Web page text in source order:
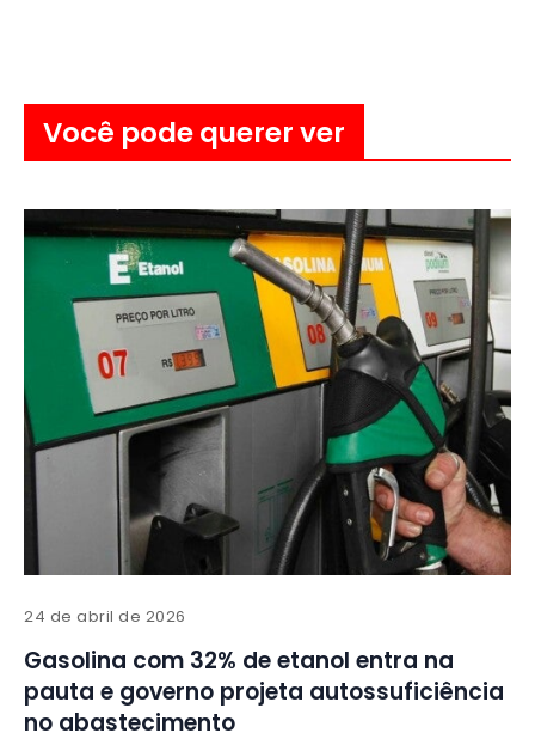
Você pode querer ver
24 de abril de 2026
Gasolina com 32% de etanol entra na
pauta e governo projeta autossuficiência
no abastecimento